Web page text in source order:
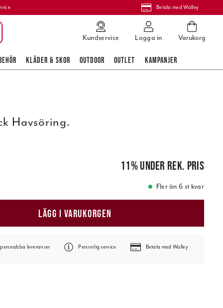
Betala med Walley
Kundservice Logga in Varukorg
KLÄDER & SKOR OUTDOOR OUTLET KAMPANJER
Havsöring.
11%under rek. pris
Fler än 6 st kvar
LÄGG I VARUKORGEN
leveranser Personlig service Betala med Walley